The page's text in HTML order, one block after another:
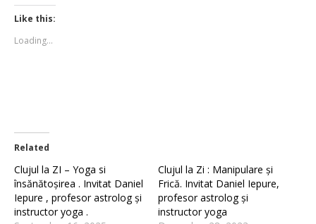
Twitter
(Opens
in
window)
Like this:
Loading...
Related
Clujul la ZI – Yoga si
însănătoșirea . Invitat Daniel
Iepure , profesor astrolog și
instructor yoga .
Clujul la Zi : Manipulare și
Frică. Invitat Daniel Iepure,
profesor astrolog și
instructor yoga